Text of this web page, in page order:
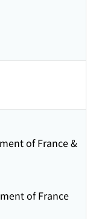
of France &
of France